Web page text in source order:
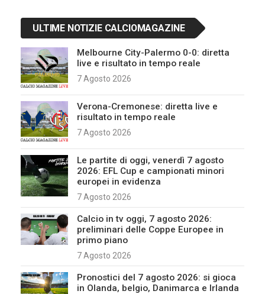
ULTIME NOTIZIE CALCIOMAGAZINE
Melbourne City-Palermo 0-0: diretta
live e risultato in tempo reale
7 Agosto 2026
Verona-Cremonese: diretta live e
risultato in tempo reale
7 Agosto 2026
Le partite di oggi, venerdì 7 agosto
2026: EFL Cup e campionati minori
europei in evidenza
7 Agosto 2026
Calcio in tv oggi, 7 agosto 2026:
preliminari delle Coppe Europee in
primo piano
7 Agosto 2026
Pronostici del 7 agosto 2026: si gioca
in Olanda, belgio, Danimarca e Irlanda